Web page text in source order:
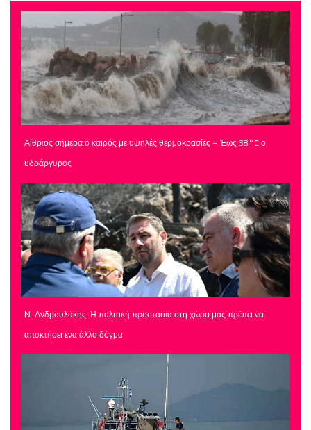
Αίθριος σήμερα ο καιρός με υψηλές θερμοκρασίες – Έως 38°C ο
υδράργυρος
Ν. Ανδρουλάκης: Η πολιτική προστασία στη χώρα μας πρέπει να
αποκτήσει ένα άλλο δόγμα